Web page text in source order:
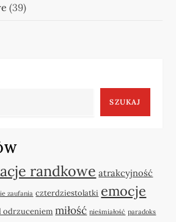
(39)
SZUKAJ
randkowe atrakcyjność
zaufania czterdziestolatki emocje
odrzuceniem miłość nieśmiałość paradoks